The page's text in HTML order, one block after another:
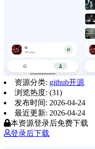
资源分类: github开源
浏览热度: (31)
发布时间: 2026-04-24
最近更新: 2026-04-24
本资源登录后免费下载
登录后下载